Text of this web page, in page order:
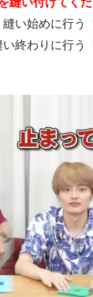
い始めに行う
い終わりに行う